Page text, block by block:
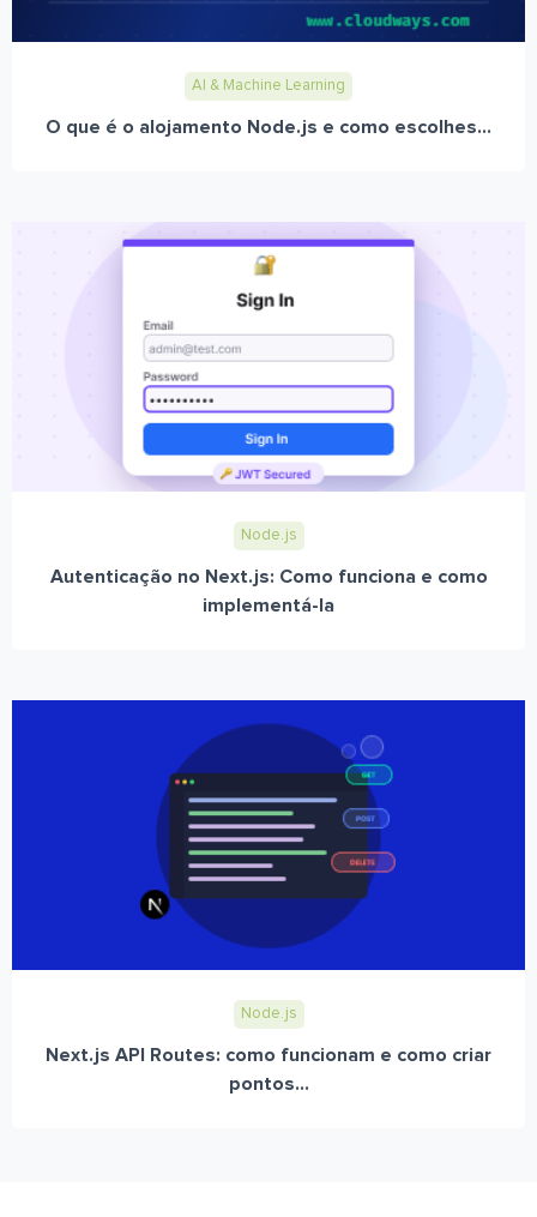
AI & Machine Learning
O que é o alojamento Node.js e como escolhes...
Node.js
Autenticação no Next.js: Como funciona e como
implementá-la
Node.js
Next.js API Routes: como funcionam e como criar
pontos...